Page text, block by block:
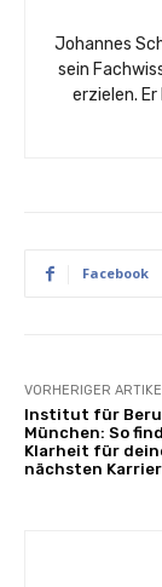
Johannes
sein
erzielen.
Facebook
VORHERIGER
Institut für
München: So
Klarheit für
nächsten